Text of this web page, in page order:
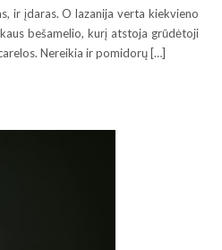
ir įdaras. O lazanija verta kiekvieno
bešamelio, kurį atstoja grūdėtoji
Nereikia ir pomidorų […]